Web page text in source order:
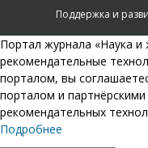
Поддержка и
Портал журнала «Наука
рекомендательные
порталом, вы
порталом и
рекомендательных
Подробнее